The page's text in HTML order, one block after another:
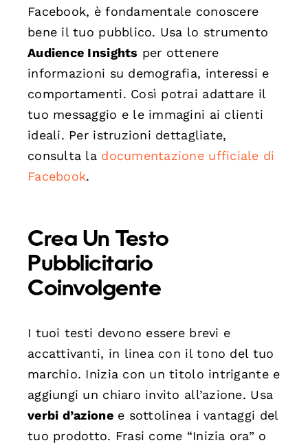
Facebook, è fondamentale conoscere
bene il tuo pubblico. Usa lo strumento
Audience Insights per ottenere
informazioni su demografia, interessi e
comportamenti. Così potrai adattare il
tuo messaggio e le immagini ai clienti
ideali. Per istruzioni dettagliate,
consulta la documentazione ufficiale di
Facebook.
Crea Un Testo
Pubblicitario
Coinvolgente
I tuoi testi devono essere brevi e
accattivanti, in linea con il tono del tuo
marchio. Inizia con un titolo intrigante e
aggiungi un chiaro invito all’azione. Usa
verbi d’azionee sottolinea i vantaggi del
tuo prodotto. Frasi come “Inizia ora” o